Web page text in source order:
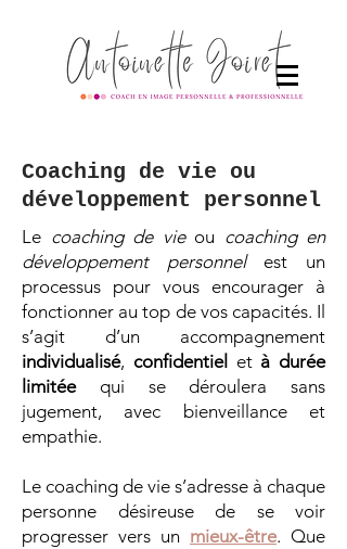
Coaching de vie ou
développement personnel
Le coaching de vieou coaching en
développement personnelest un
processus pour vous encourager à
fonctionner au top de vos capacités. Il
s’agit d’un accompagnement
individualisé, confidentiel et à durée
limitéequi se déroulera sans
jugement, avec bienveillance et
empathie.
Le coaching de vie s’adresse à chaque
personne désireuse de se voir
progresser vers un mieux-être. Que